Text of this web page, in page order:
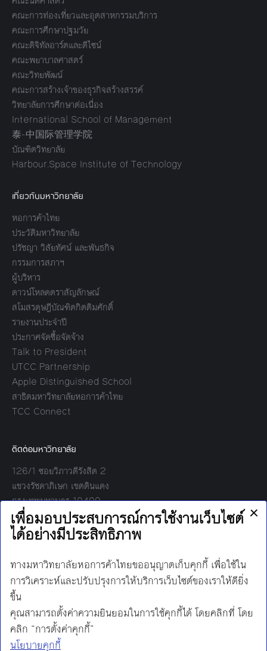
คณะการท่องเที่ยวและอุตสาหกรรมบริการ
คณะการศึกษาปฐมวัย
คณะดิจิทัลอาร์ตและดีไซน์
คณะพยาบาลศาสตร์
คณะวิทยพัฒน์
คณะการสร้างเจ้าของธุรกิจสร้างสรรค์
วิทยาลัยการศึกษาต่อเนื่อง
International School of Management
泰-中国际管理学院
บัณฑิตวิทยาลัย
Harbour.Space Institute of Technology
เกี่ยวกับมหาวิทยาลัย
หอการค้าไทย
ประวัติมหาวิทยาลัย
ปรัชญา วิสัยทัศน์ และพันธกิจ
กรรมการสภาฯ
ผู้บริหาร
ดาวน์โหลดตราสัญลักษณ์
สโมสรดุษฎีบัณฑิตกิตติมศักดิ์
รายงานประจำปี
ประกาศจัดซื้อจัดจ้าง
Talk to President
UTCC Partnership
Apple Distinguished School
สาธิตมหาวิทยาลัยหอการค้าไทย
TCC Connect
ติดต่อมหาวิทยาลัย
126/1 ซอยวิภาวดีรังสิต 2
แขวงรัชดาภิเษก เขตดินแดง
กรุงเทพมหานคร 10400
โทร:
02-697-6000
เวลาทำการ:
8.30 - 17.00
Find us on:
Facebook
TwitterYouTube
Instagram
LineMail
นโยบายการคุ้มครองข้อมูลส่วนบุคคล